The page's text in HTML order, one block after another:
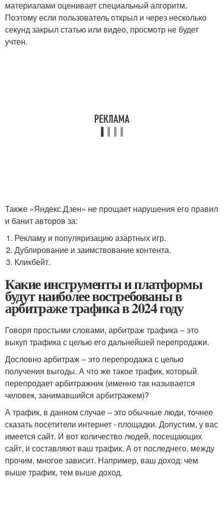
материалами оценивает специальный алгоритм.
Поэтому если пользователь открыл и через несколько
секунд закрыл статью или видео, просмотр не будет
учтен.
Также «Яндекс.Дзен» не прощает нарушения его правил
и банит авторов за:
Рекламу и популяризацию азартных игр.
Дублирование и заимствование контента.
Кликбейт.
Какие инструменты и платформы
будут наиболее востребованы в
арбитраже трафика в 2024 году
Говоря простыми словами, арбитраж трафика – это
выкуп трафика с целью его дальнейшей перепродажи.
Дословно арбитраж – это перепродажа с целью
получения выгоды. А что же такое трафик, который
перепродает арбитражник (именно так называется
человек, занимавшийся арбитражем)?
А трафик, в данном случае – это обычные люди, точнее
сказать посетители интернет - площадки. Допустим, у вас
имеется сайт. И вот количество людей, посещающих
сайт, и составляют ваш трафик. А от последнего, между
прочим, многое зависит. Например, ваш доход: чем
выше трафик, тем выше доход.